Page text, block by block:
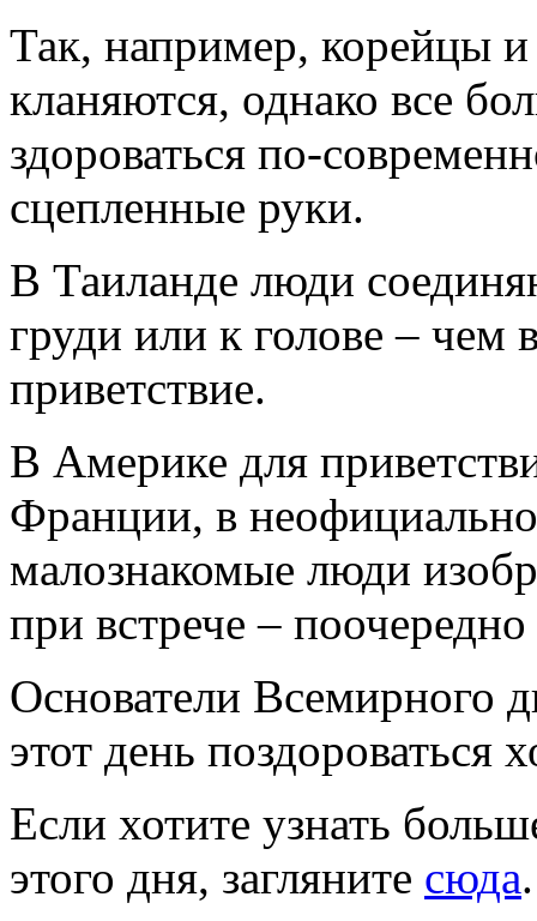
Так, например, корейцы
кланяются, однако все
здороваться по-
сцепленные руки.
В Таиланде люди
груди или к голове – чем
приветствие.
В Америке для
Франции, в
малознакомые люди
при встрече –
Основатели Всемирного
этот день поздороваться
Если хотите узнать
этого дня, загляните сюда.